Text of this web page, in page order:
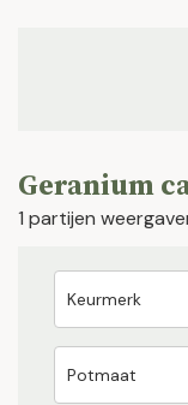
Geranium
1 partijen